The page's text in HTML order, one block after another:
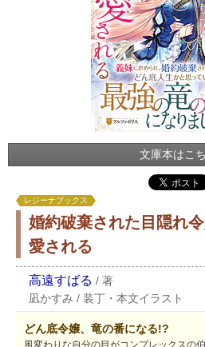
文庫本はこ
レジーナブックス
婚約破棄された目隠れ
愛される
高遠すばる / 著
凪かすみ / 装丁・本文イラスト
どん底令嬢、竜の番になる!?
風変わりな自分の目がコンプレックスの